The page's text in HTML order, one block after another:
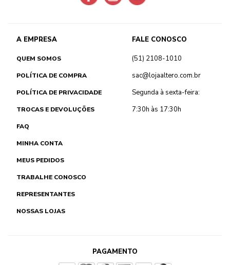
A EMPRESA
QUEM SOMOS
POLÍTICA DE COMPRA
POLÍTICA DE PRIVACIDADE
TROCAS E DEVOLUÇÕES
FAQ
MINHA CONTA
MEUS PEDIDOS
TRABALHE CONOSCO
REPRESENTANTES
NOSSAS LOJAS
FALE CONOSCO
(51) 2108-1010
sac@lojaaltero.com.br
Segunda à sexta-feira:
7:30h às 17:30h
PAGAMENTO